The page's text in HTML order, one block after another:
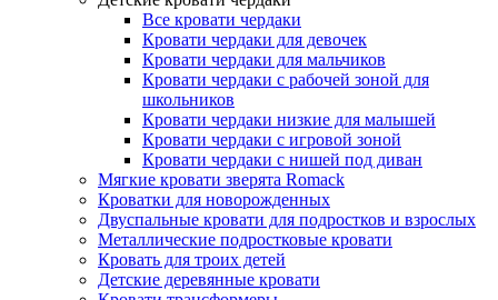
Все кровати чердаки
Кровати чердаки для девочек
Кровати чердаки для мальчиков
Кровати чердаки с рабочей зоной для
школьников
Кровати чердаки низкие для малышей
Кровати чердаки с игровой зоной
Кровати чердаки с нишей под диван
Мягкие кровати зверята Romack
Кроватки для новорожденных
Двуспальные кровати для подростков и взрослых
Металлические подростковые кровати
Кровать для троих детей
Детские деревянные кровати